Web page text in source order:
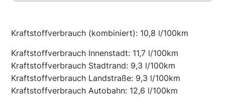
Kraftstoffverbrauch (kombiniert): 10,8 l/100km
Kraftstoffverbrauch Innenstadt: 11,7 l/100km
Kraftstoffverbrauch Stadtrand: 9,3 l/100km
Kraftstoffverbrauch Landstraße: 9,3 l/100km
Kraftstoffverbrauch Autobahn: 12,6 l/100km